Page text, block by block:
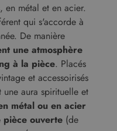
en métal et en acier.
qui s'accorde à
De manière
une atmosphère
à la pièce. Placés
et accessoirisés
aura spirituelle et
métal ou en acier
pièce ouverte (de